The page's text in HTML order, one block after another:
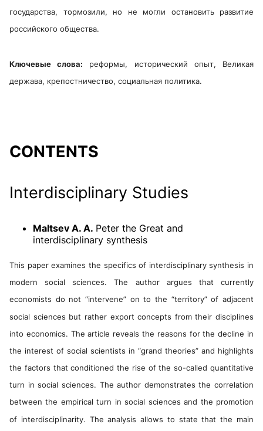
государства, тормозили, но не могли остановить развитие
российского общества.
Ключевые слова: реформы, исторический опыт, Великая
держава, крепостничество, социальная политика.
CONTENTS
Interdisciplinary Studies
Maltsev A. A. Peter the Great and
interdisciplinary synthesis
This paper examines the specifics of interdisciplinary synthesis in
modern social sciences. The author argues that currently
economists do not “intervene” on to the “territory” of adjacent
social sciences but rather export concepts from their disciplines
into economics. The article reveals the reasons for the decline in
the interest of social scientists in “grand theories” and highlights
the factors that conditioned the rise of the so-called quantitative
turn in social sciences. The author demonstrates the correlation
between the empirical turn in social sciences and the promotion
of interdisciplinarity. The analysis allows to state that the main